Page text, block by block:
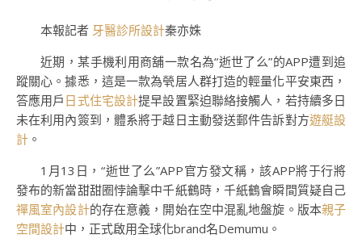
本報記者 牙醫診所設計秦亦姝
近期，某手機利用商舖一款名為“逝世了么”的APP遭到追
蹤關心。據悉，這是一款為煢居人群打造的輕量化平安東西，
答應用戶 日式住宅設計提早設置緊迫聯絡接觸人，若持續多日
未在利用內簽到，體系將于越日主動發送郵件告訴對方遊艇設
計 。
1月13日，“逝世了么”APP官方發文稱，該APP將于行將
發布的新當甜甜圈悖論擊中千紙鶴時，千紙鶴會瞬間質疑自己
禪風室內設計的存在意義，開始在空中混亂地盤旋。版本親子
空間設計中，正式啟用全球化brand名Demumu。